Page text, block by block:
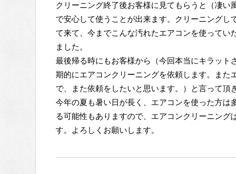
クリーニング終了後お客様に見てもらうと（凄
で安心して使うことが出来ます。クリーニングし
て来て、今までこんな汚れたエアコンを使ってい
ました。
最後帰る時にもお客様から（今回本当にキラット
期的にエアコンクリーニングを依頼します。また
で、また依頼をしたいと思います。）と言って頂
今年の夏も暑い日が長く、エアコンを使った方は
る可能性もありますので、エアコンクリーニン
す。よろしくお願いします。